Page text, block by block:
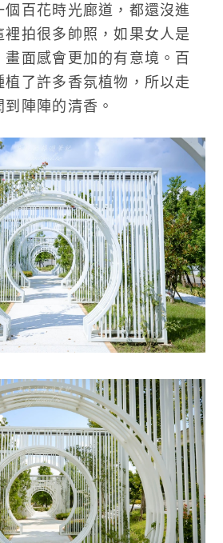
百花時光廊道，都還沒進
裡拍很多帥照，如果女人是
面感會更加的有意境。百
了許多香氛植物，所以走
陣陣的清香。